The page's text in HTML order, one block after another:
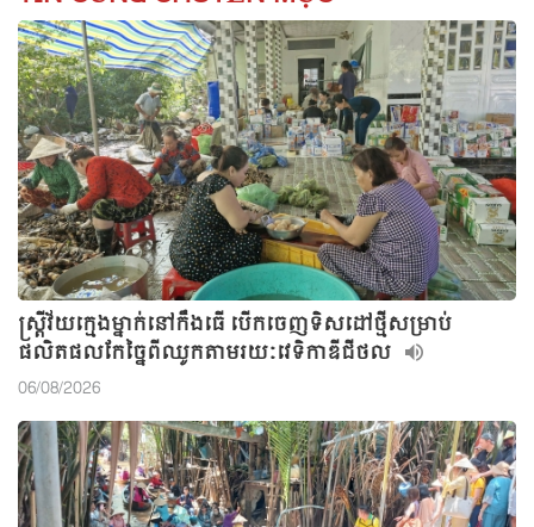
ស្ត្រីវ័យក្មេងម្នាក់នៅកឹងធើ បើកចេញទិសដៅថ្មីសម្រាប់
ផលិតផលកែច្នៃពីឈូកតាមរយៈវេទិកាឌីជីថល
06/08/2026